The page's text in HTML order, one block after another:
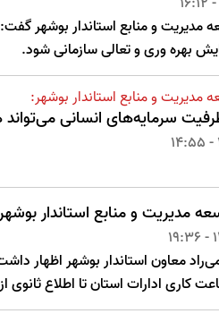
مدیریت و منابع استاندار بوشهر
بهره وری و تعالی سازمانی شود.
مدیریت و منابع استاندار بوشهر:
سرمایه‌های انسانی
مدیریت و منابع استاندار
معاون استاندار بوشهر اظهار
ادارات استان تا اطلاع ثانوی از ساعت 6:45 لغایت